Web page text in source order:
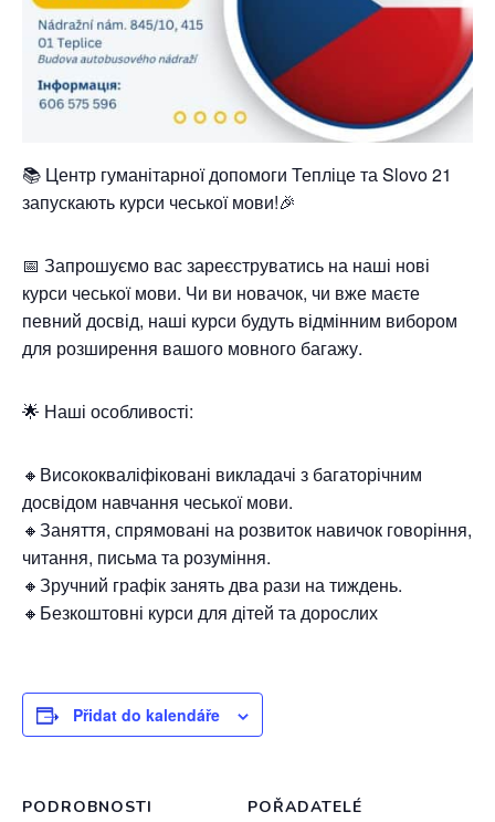
📚 Центр гуманітарної допомоги Тепліце та Slovo 21
запускають курси чеської мови!🎉
📅 Запрошуємо вас зареєструватись на наші нові
курси чеської мови. Чи ви новачок, чи вже маєте
певний досвід, наші курси будуть відмінним вибором
для розширення вашого мовного багажу.
🌟 Наші особливості:
🔸Висококваліфіковані викладачі з багаторічним
досвідом навчання чеської мови.
🔸Заняття, спрямовані на розвиток навичок говоріння,
читання, письма та розуміння.
🔸Зручний графік занять два рази на тиждень.
🔸Безкоштовні курси для дітей та дорослих
Přidat do kalendáře
PODROBNOSTI POŘADATELÉ